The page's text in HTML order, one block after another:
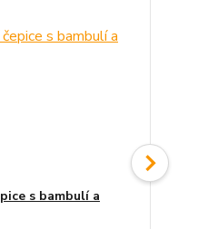
s bambulí a